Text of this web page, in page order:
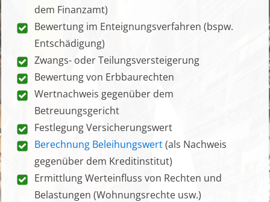
dem Finanzamt)
Bewertung im Enteignungsverfahren (bspw.
Entschädigung)
Zwangs- oder Teilungsversteigerung
Bewertung von Erbbaurechten
Wertnachweis gegenüber dem
Betreuungsgericht
Festlegung Versicherungswert
Berechnung Beleihungswert(als Nachweis
gegenüber dem Kreditinstitut)
Ermittlung Werteinfluss von Rechten und
Belastungen (Wohnungsrechte usw.)